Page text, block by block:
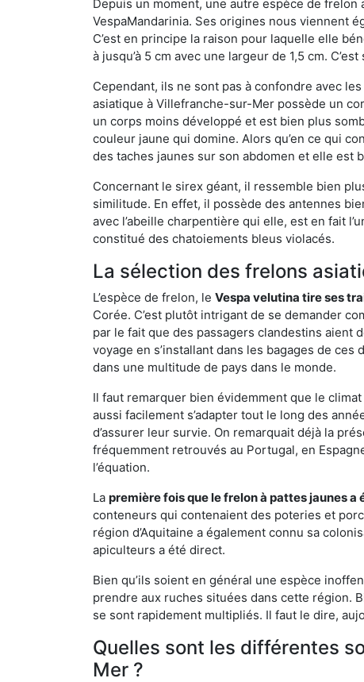
Depuis un moment, une autre espèce de
VespaMandarinia. Ses origines nous viennent
C’est en principe la raison pour laquelle elle
à jusqu’à 5 cm avec une largeur de 1,5 cm.
Cependant, ils ne sont pas à confondre avec
asiatique à Villefranche-sur-Mer possède un
un corps moins développé et est bien plus
couleur jaune qui domine. Alors qu’en ce qui
des taches jaunes sur son abdomen et elle est
Concernant le sirex géant, il ressemble bien
similitude. En effet, il possède des antennes
avec l’abeille charpentière qui elle, est en fait
constitué des chatoiements bleus violacés.
La sélection des frelons
L’espèce de frelon, le Vespa velutina tire ses
Corée. C’est plutôt intrigant de se demander
par le fait que des passagers clandestins aient
voyage en s’installant dans les bagages de
dans une multitude de pays dans le monde.
Il faut remarquer bien évidemment que le
aussi facilement s’adapter tout le long des
d’assurer leur survie. On remarquait déjà la
fréquemment retrouvés au Portugal, en
l’équation.
La première fois que le frelon à pattes jaunes a
conteneurs qui contenaient des poteries et
région d’Aquitaine a également connu sa
apiculteurs a été direct.
Bien qu’ils soient en général une espèce
prendre aux ruches situées dans cette région.
se sont rapidement multipliés. Il faut le dire,
Quelles sont les différentes
Mer ?